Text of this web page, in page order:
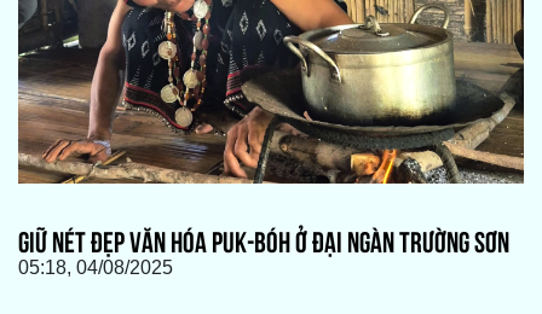
GIỮ NÉT ĐẸP VĂN HÓA PUK-BÓH Ở ĐẠI NGÀN TRƯỜNG SƠN
05:18, 04/08/2025